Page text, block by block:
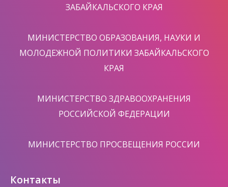
ЗАБАЙКАЛЬСКОГО КРАЯ
МИНИСТЕРСТВО ОБРАЗОВАНИЯ, НАУКИ И
МОЛОДЕЖНОЙ ПОЛИТИКИ ЗАБАЙКАЛЬСКОГО
КРАЯ
МИНИСТЕРСТВО ЗДРАВООХРАНЕНИЯ
РОССИЙСКОЙ ФЕДЕРАЦИИ
МИНИСТЕРСТВО ПРОСВЕЩЕНИЯ РОССИИ
Контакты